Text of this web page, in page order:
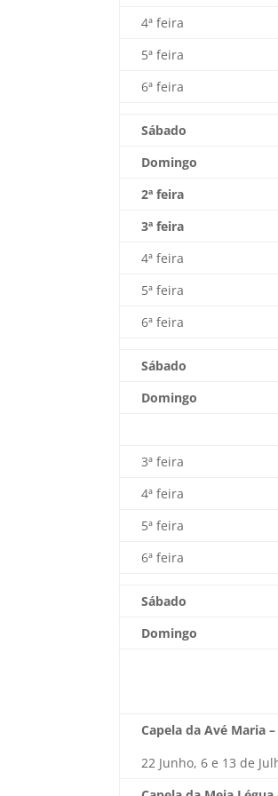
4ª feira
5ª feira
6ª feira
Sábado
Domingo
2ª feira
3ª feira
4ª feira
5ª feira
6ª feira
Sábado
Domingo
3ª feira
4ª feira
5ª feira
6ª feira
Sábado
Domingo
Capela da Avé Maria
22 Junho, 6 e 13 de